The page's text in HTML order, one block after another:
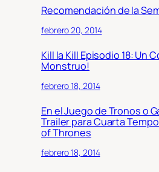
Recomendación de la
febrero 20, 2014
Kill la Kill Episodio 18: Un
Monstruo!
febrero 18, 2014
En el Juego de Tronos o
Trailer para Cuarta
of Thrones
febrero 18, 2014